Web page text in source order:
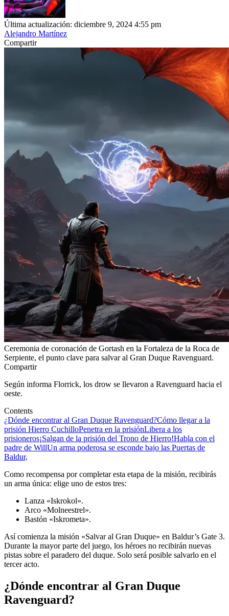
Última actualización: diciembre 9, 2024 4:55 pm
Alejandro Martínez
Compartir
Ceremonia de coronación de Gortash en la Fortaleza de la Roca de
Serpiente, el punto clave para salvar al Gran Duque Ravenguard.
Compartir
Según informa Florrick, los drow se llevaron a Ravenguard hacia el
oeste.
Contents
¿Dónde encontrar al Gran Duque Ravenguard?Cómo llegar a la
prisión Hierro CuchilloPenetra en la prisiónLibera a los
prisioneros¡Salgan de la prisión del Trono de Hierro!Habla con el
padre de WillUn arma poderosa se esconde bajo las Puertas de
Baldur,
Como recompensa por completar esta etapa de la misión, recibirás
un arma única: elige uno de estos tres:
Lanza «Iskrokol».
Arco «Molneestrel».
Bastón «Iskrometa».
Así comienza la misión «Salvar al Gran Duque» en Baldur’s Gate 3.
Durante la mayor parte del juego, los héroes no recibirán nuevas
pistas sobre el paradero del duque. Solo será posible salvarlo en el
tercer acto.
¿Dónde encontrar al Gran Duque
Ravenguard?